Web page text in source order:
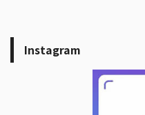
Instagram